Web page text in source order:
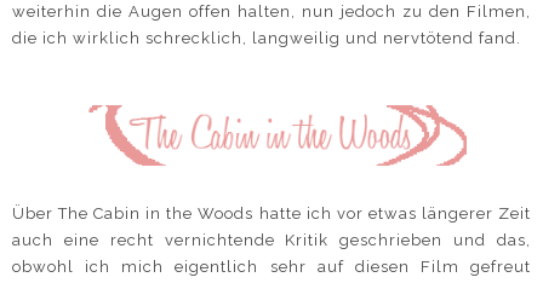
weiterhin die Augen offen halten, nun jedoch zu den Filmen,
die ich wirklich schrecklich, langweilig und nervtötend fand.
Über The Cabin in the Woods hatte ich vor etwas längerer Zeit
auch eine recht vernichtende Kritik geschrieben und das,
obwohl ich mich eigentlich sehr auf diesen Film gefreut